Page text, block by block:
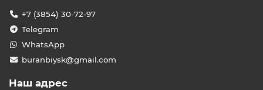
+7 (3854) 30-72-97
Telegram
WhatsApp
buranbiysk@gmail.com
Наш адрес